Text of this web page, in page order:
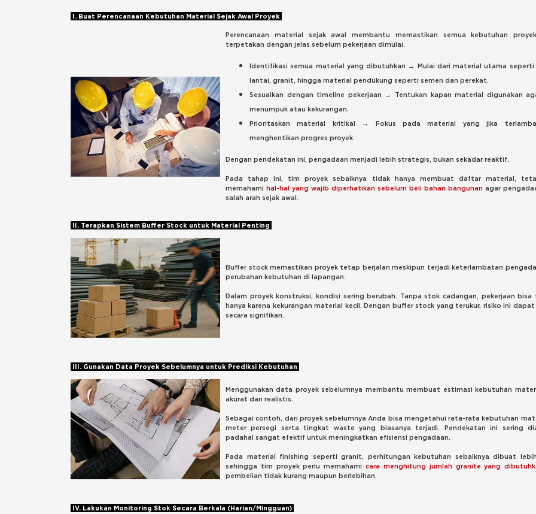
I. Buat Perencanaan Kebutuhan Material Sejak Awal Proyek
Perencanaan material sejak awal membantu memastikan semua kebutuhan
terpetakan dengan jelas sebelum pekerjaan dimulai.
Identifikasi semua material yang dibutuhkan → Mulai dari material utama seperti
lantai, granit, hingga material pendukung seperti semen dan perekat.
Sesuaikan dengan timeline pekerjaan → Tentukan kapan material digunakan
menumpuk atau kekurangan.
Prioritaskan material kritikal → Fokus pada material yang jika
menghentikan progres proyek.
Dengan pendekatan ini, pengadaan menjadi lebih strategis, bukan sekadar reaktif.
Pada tahap ini, tim proyek sebaiknya tidak hanya membuat daftar material,
memahami hal-hal yang wajib diperhatikan sebelum beli bahan bangunan agar
salah arah sejak awal.
II. Terapkan Sistem Buffer Stock untuk Material Penting
Buffer stock memastikan proyek tetap berjalan meskipun terjadi keterlambatan
perubahan kebutuhan di lapangan.
Dalam proyek konstruksi, kondisi sering berubah. Tanpa stok cadangan, pekerjaan bisa
hanya karena kekurangan material kecil. Dengan buffer stock yang terukur, risiko ini
secara signifikan.
III. Gunakan Data Proyek Sebelumnya untuk Prediksi Kebutuhan
Menggunakan data proyek sebelumnya membantu membuat estimasi kebutuhan
akurat dan realistis.
Sebagai contoh, dari proyek sebelumnya Anda bisa mengetahui rata-rata kebutuhan
meter persegi serta tingkat waste yang biasanya terjadi. Pendekatan ini sering
padahal sangat efektif untuk meningkatkan efisiensi pengadaan.
Pada material finishing seperti granit, perhitungan kebutuhan sebaiknya dibuat
sehingga tim proyek perlu memahami cara menghitung jumlah granite yang
pembelian tidak kurang maupun berlebihan.
IV. Lakukan Monitoring Stok Secara Berkala (Harian/Mingguan)